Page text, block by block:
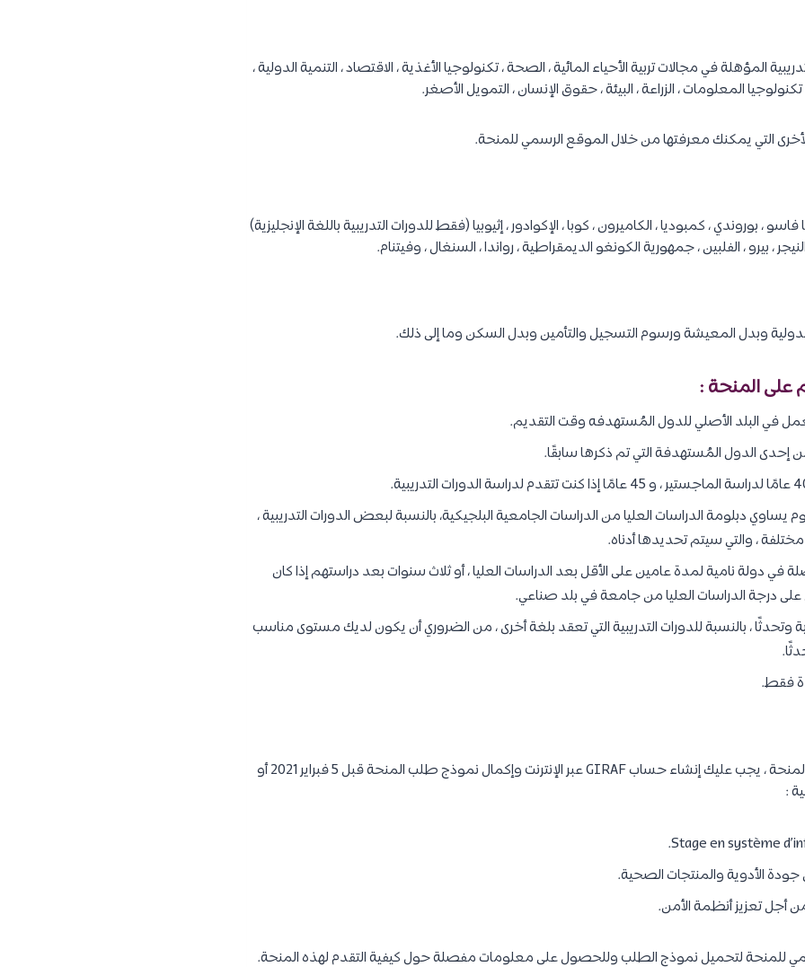
المؤهلة في مجالات تربية الأحياء المائية ، الصحة ، تكنولوجيا الأغذية ، الاقتصاد ، التنمية الدولية ،
المعلومات ، الزراعة ، البيئة ، حقوق الإنسان ، التمويل الأصغر.
التي يمكنك معرفتها من خلال الموقع الرسمي للمنحة.
، بوروندي ، كمبوديا ، الكاميرون ، كوبا ، الإكوادور ، إثيوبيا (فقط للدورات التدريبية باللغة الإنجليزية)
، بيرو ، الفلبين ، جمهورية الكونغو الديمقراطية ، رواندا ، السنغال ، وفيتنام.
وبدل المعيشة ورسوم التسجيل والتأمين وبدل السكن وما إلى ذلك.
على المنحة :
في البلد الأصلي للدول المُستهدفه وقت التقديم.
الدول المُستهدفة التي تم ذكرها سابقًا.
دبلومة الدراسات العليا من الدراسات الجامعية البلجيكية، بالنسبة لبعض الدورات التدريبية ،
، والتي سيتم تحديدها أدناه.
في دولة نامية لمدة عامين على الأقل بعد الدراسات العليا ، أو ثلاث سنوات بعد دراستهم إذا كان
درجة الدراسات العليا من جامعة في بلد صناعي.
وتحدثًا ، بالنسبة للدورات التدريبية التي تعقد بلغة أخرى ، من الضروري أن يكون لديك مستوى مناسب
فقط.
للتقدم بطلب للحصول على المنحة ، يجب عليك إنشاء حساب GIRAF عبر الإنترنت وإكمال نموذج طلب المنحة قبل 5 فبراير 2021 أو
Stage en système
الأدوية والمنتجات الصحية.
أجل تعزيز أنظمة الأمن.
للمنحة لتحميل نموذج الطلب وللحصول على معلومات مفصلة حول كيفية التقدم لهذه المنحة.